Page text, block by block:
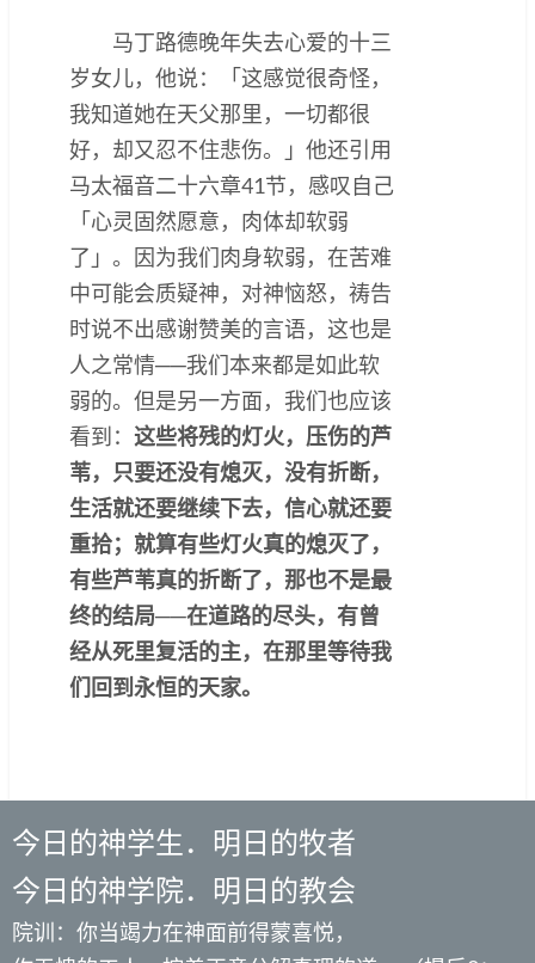
马丁路德晚年失去心爱的十三
岁女儿，他说：「这感觉很奇怪，
我知道她在天父那里，一切都很
好，却又忍不住悲伤。」他还引用
马太福音二十六章41节，感叹自己
「心灵固然愿意，肉体却软弱
了」。因为我们肉身软弱，在苦难
中可能会质疑神，对神恼怒，祷告
时说不出感谢赞美的言语，这也是
人之常情──我们本来都是如此软
弱的。但是另一方面，我们也应该
看到： 这些将残的灯火，压伤的芦
苇，只要还没有熄灭，没有折断，
生活就还要继续下去，信心就还要
重拾；就算有些灯火真的熄灭了，
有些芦苇真的折断了，那也不是最
终的结局──在道路的尽头，有曾
经从死里复活的主，在那里等待我
们回到永恒的天家。
今日的神学生．明日的牧者
今日的神学院．明日的教会
院训：你当竭力在神面前得蒙喜悦，